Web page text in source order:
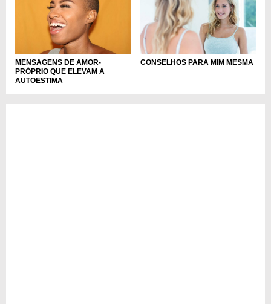
MENSAGENS DE AMOR-
PRÓPRIO QUE ELEVAM A
AUTOESTIMA
CONSELHOS PARA MIM MESMA